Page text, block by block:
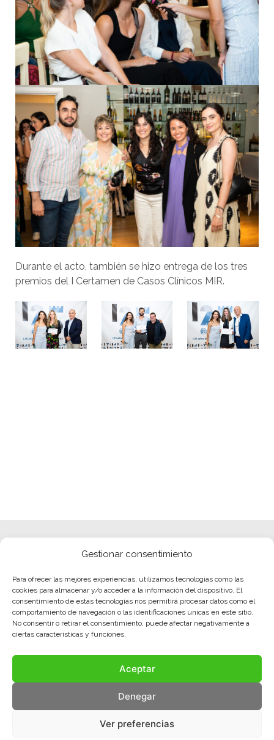
Gestionar consentimiento
Para ofrecer las mejores experiencias, utilizamos tecnologías como las
cookies para almacenar y/o acceder a la información del dispositivo. El
consentimiento de estas tecnologías nos permitirá procesar datos como el
comportamiento de navegación o las identificaciones únicas en este sitio.
No consentir o retirar el consentimiento, puede afectar negativamente a
ciertas características y funciones.
Aceptar
Denegar
Ver preferencias
Durante el acto, también se hizo entrega de los tres
premios del I Certamen de Casos Clínicos MIR.